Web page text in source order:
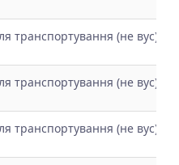
транспортування (не вус)
транспортування (не вус)
транспортування (не вус)